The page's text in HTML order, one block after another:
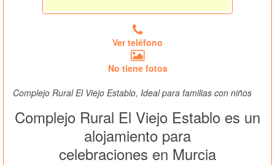
Ver teléfono
No tiene fotos
Complejo Rural El Viejo Establo, Ideal para familias con niños
Complejo Rural El Viejo Establo es un
alojamiento para
celebraciones en Murcia